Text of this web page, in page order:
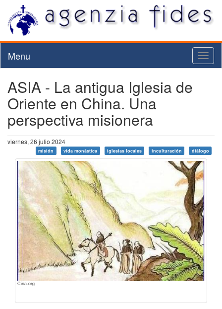
Menu
ASIA - La antigua Iglesia de
Oriente en China. Una
perspectiva misionera
viernes, 26 julio 2024
misión vida monástica iglesias locales inculturación diálogo
Cina.org